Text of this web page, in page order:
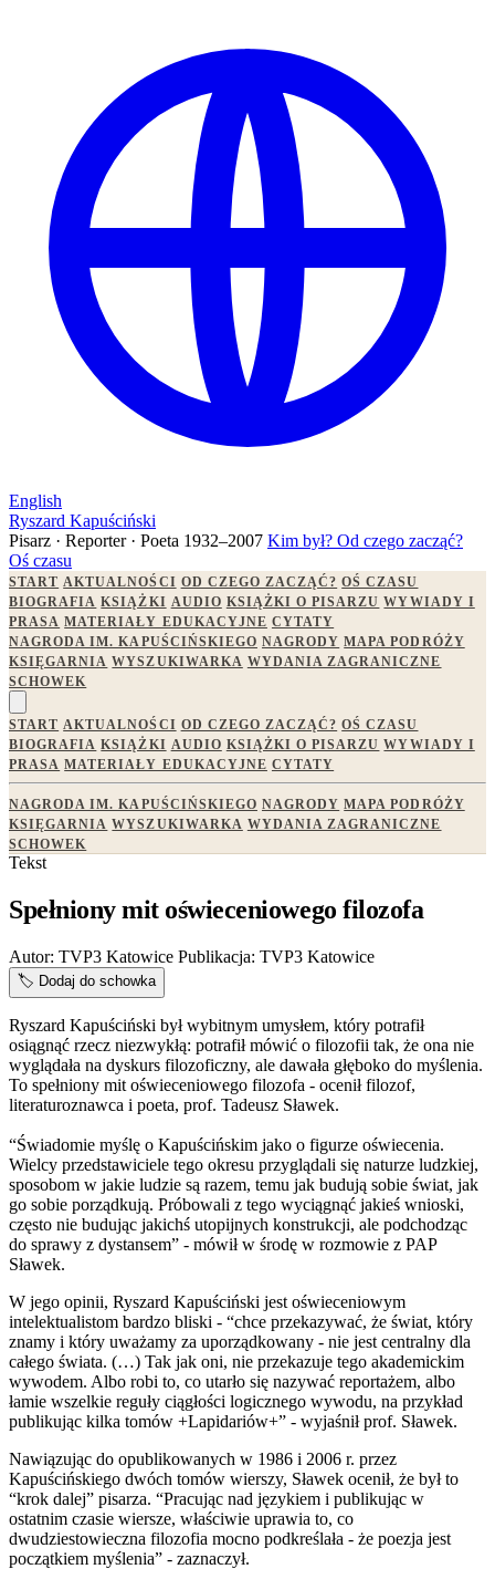
English
Ryszard Kapuściński
Pisarz · Reporter · Poeta 1932–2007 Kim był? Od czego zacząć?
Oś czasu
START AKTUALNOŚCI OD CZEGO ZACZĄĆ? OŚ CZASU
BIOGRAFIA KSIĄŻKI AUDIO KSIĄŻKI O PISARZU WYWIADY I
PRASA MATERIAŁY EDUKACYJNE CYTATY
NAGRODA IM. KAPUŚCIŃSKIEGO NAGRODY MAPA PODRÓŻY
KSIĘGARNIA WYSZUKIWARKA WYDANIA ZAGRANICZNE
SCHOWEK
START AKTUALNOŚCI OD CZEGO ZACZĄĆ? OŚ CZASU
BIOGRAFIA KSIĄŻKI AUDIO KSIĄŻKI O PISARZU WYWIADY I
PRASA MATERIAŁY EDUKACYJNE CYTATY
NAGRODA IM. KAPUŚCIŃSKIEGO NAGRODY MAPA PODRÓŻY
KSIĘGARNIA WYSZUKIWARKA WYDANIA ZAGRANICZNE
SCHOWEK
Tekst
Spełniony mit oświeceniowego filozofa
Autor: TVP3 Katowice Publikacja: TVP3 Katowice
🏷️ Dodaj do schowka
Ryszard Kapuściński był wybitnym umysłem, który potrafił
osiągnąć rzecz niezwykłą: potrafił mówić o filozofii tak, że ona nie
wyglądała na dyskurs filozoficzny, ale dawała głęboko do myślenia.
To spełniony mit oświeceniowego filozofa - ocenił filozof,
literaturoznawca i poeta, prof. Tadeusz Sławek.
“Świadomie myślę o Kapuścińskim jako o figurze oświecenia.
Wielcy przedstawiciele tego okresu przyglądali się naturze ludzkiej,
sposobom w jakie ludzie są razem, temu jak budują sobie świat, jak
go sobie porządkują. Próbowali z tego wyciągnąć jakieś wnioski,
często nie budując jakichś utopijnych konstrukcji, ale podchodząc
do sprawy z dystansem” - mówił w środę w rozmowie z PAP
Sławek.
W jego opinii, Ryszard Kapuściński jest oświeceniowym
intelektualistom bardzo bliski - “chce przekazywać, że świat, który
znamy i który uważamy za uporządkowany - nie jest centralny dla
całego świata. (…) Tak jak oni, nie przekazuje tego akademickim
wywodem. Albo robi to, co utarło się nazywać reportażem, albo
łamie wszelkie reguły ciągłości logicznego wywodu, na przykład
publikując kilka tomów +Lapidariów+” - wyjaśnił prof. Sławek.
Nawiązując do opublikowanych w 1986 i 2006 r. przez
Kapuścińskiego dwóch tomów wierszy, Sławek ocenił, że był to
“krok dalej” pisarza. “Pracując nad językiem i publikując w
ostatnim czasie wiersze, właściwie uprawia to, co
dwudziestowieczna filozofia mocno podkreślała - że poezja jest
początkiem myślenia” - zaznaczył.